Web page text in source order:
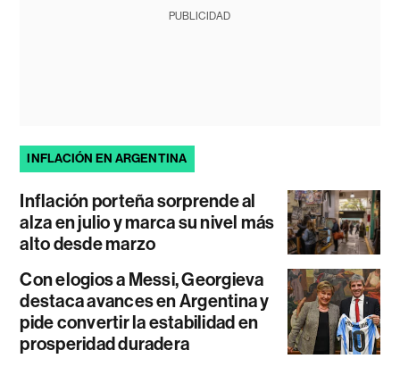
PUBLICIDAD
INFLACIÓN EN ARGENTINA
Inflación porteña sorprende al
alza en julio y marca su nivel más
alto desde marzo
Con elogios a Messi, Georgieva
destaca avances en Argentina y
pide convertir la estabilidad en
prosperidad duradera